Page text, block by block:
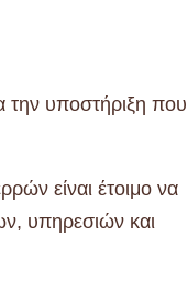
την υποστήριξη που
είναι έτοιμο να
υπηρεσιών και